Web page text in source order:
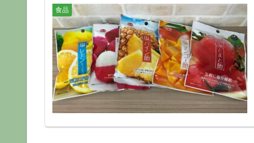
食品